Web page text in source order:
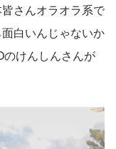
さんオラオラ系で
白いんじゃないか
けんしんさんが